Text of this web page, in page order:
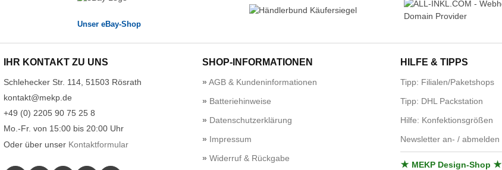
Unser eBay-Shop
IHR KONTAKT ZU UNS
Schlehecker Str. 114, 51503 Rösrath
kontakt@mekp.de
+49 (0) 2205 90 75 25 8
Mo.-Fr. von 15:00 bis 20:00 Uhr
Oder über unser Kontaktformular
SHOP-INFORMATIONEN
AGB & Kundeninformationen
Batteriehinweise
Datenschutzerklärung
Impressum
Widerruf & Rückgabe
HILFE & TIPPS
Tipp: Filialen/Paketshops
Tipp: DHL Packstation
Hilfe: Konfektionsgrößen
Newsletter an- / abmelden
★ MEKP Design-Shop ★